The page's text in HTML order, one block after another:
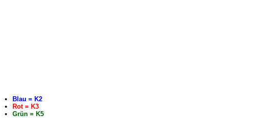
Blau = K2
Rot = K3
Grün = K5